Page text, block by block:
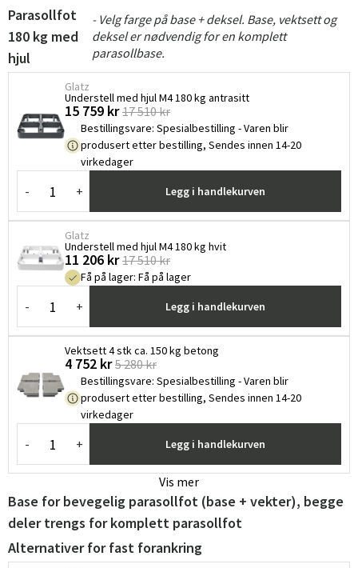
Parasollfot
180 kg med
hjul
- Velg farge på base + deksel. Base, vektsett og
deksel er nødvendig for en komplett
parasollbase.
Glatz
Understell med hjul M4 180 kg antrasitt
15 759 kr 17 510 kr
Bestillingsvare: Spesialbestilling - Varen blir
produsert etter bestilling, Sendes innen 14-20
virkedager
- + Legg i handlekurven
Glatz
Understell med hjul M4 180 kg hvit
11 206 kr 17 510 kr
Få på lager: Få på lager
- + Legg i handlekurven
Vektsett 4 stk ca. 150 kg betong
4 752 kr 5 280 kr
Bestillingsvare: Spesialbestilling - Varen blir
produsert etter bestilling, Sendes innen 14-20
virkedager
- + Legg i handlekurven
Vis mer
Base for bevegelig parasollfot (base + vekter), begge
deler trengs for komplett parasollfot
Alternativer for fast forankring